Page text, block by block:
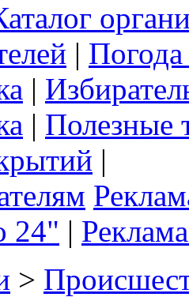
|
|
| Полезные
|
24" |
>